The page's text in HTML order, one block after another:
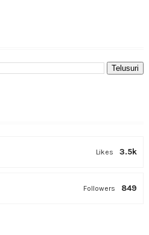
3.5k
Likes
849
Followers